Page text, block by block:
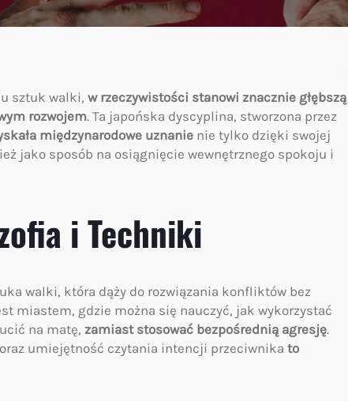
sztuk walki, w rzeczywistości stanowi znacznie głębszą
rozwojem. Ta japońska dyscyplina, stworzona przez
międzynarodowe uznanie nie tylko dzięki swojej
jako sposób na osiągnięcie wewnętrznego spokoju i
i Techniki
walki, która dąży do rozwiązania konfliktów bez
miastem, gdzie można się nauczyć, jak wykorzystać
na matę, zamiast stosować bezpośrednią agresję.
umiejętność czytania intencji przeciwnika to